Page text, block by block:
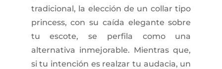
tradicional, la elección de un collar tipo
princess, con su caída elegante sobre
tu escote, se perfila como una
alternativa inmejorable. Mientras que,
si tu intención es realzar tu audacia, un